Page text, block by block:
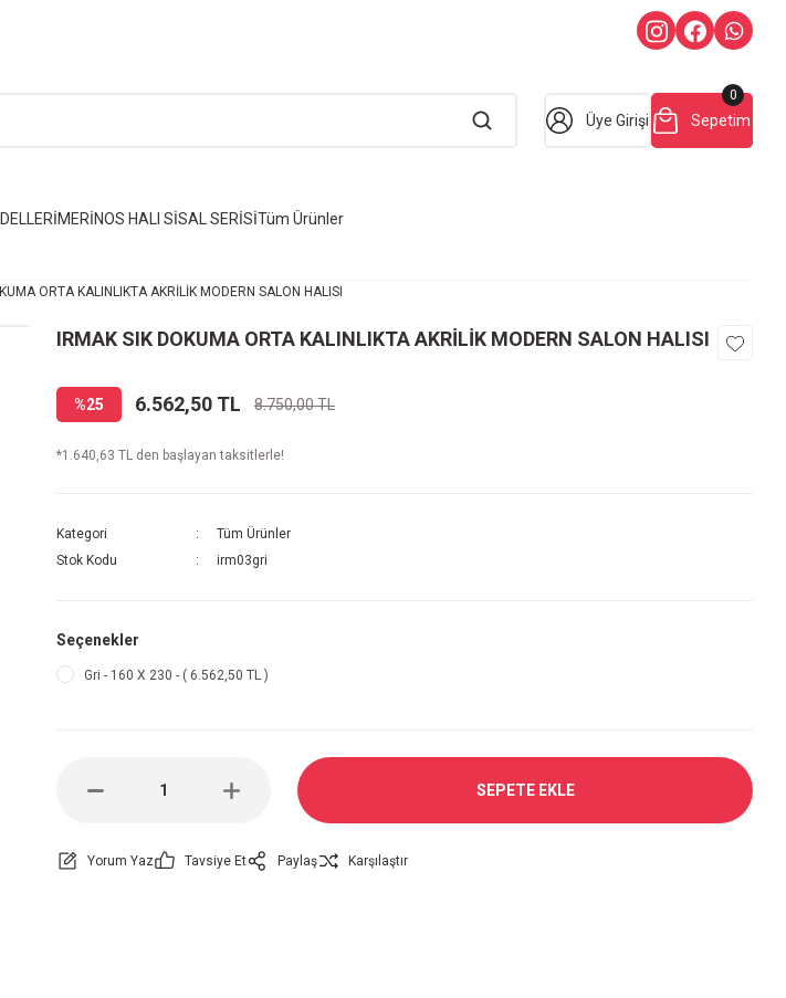
Üye Girişi Sepetim
0
MERİNOS HALI SİSAL SERİSİTüm Ürünler
ORTA KALINLIKTA AKRİLİK MODERN SALON HALISI
IRMAK SIK DOKUMA ORTA KALINLIKTA AKRİLİK MODERN SALON HALISI
%25 6.562,50 TL 8.750,00 TL
*1.640,63 TL den başlayan taksitlerle!
Kategori
Tüm Ürünler
Stok Kodu
irm03gri
Seçenekler
Gri - 160 X 230 - ( 6.562,50 TL )
SEPETE EKLE
Yorum Yaz Tavsiye Et Paylaş Karşılaştır